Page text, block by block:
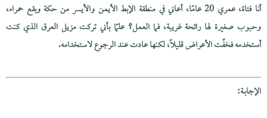
أنا فتاة، عمري 20 عامًا، أعاني في منطقة الإبط الأيمن والأيسر من حكة وبقع حمراء،
وحبوب صغيرة لها رائحة غريبة، فما العمل؟ علمًا بأني تركت مزيل العرق الذي كنت
أستخدمه فخفّت الأعراض قليلًا، لكنها عادت عند الرجوع لاستخدامه.
الإجابــة: